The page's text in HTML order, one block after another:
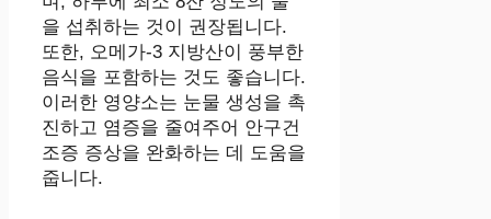
을 섭취하는 것이 권장됩니다.
또한, 오메가-3 지방산이 풍부한
음식을 포함하는 것도 좋습니다.
이러한 영양소는 눈물 생성을 촉
진하고 염증을 줄여주어 안구건
조증 증상을 완화하는 데 도움을
줍니다.